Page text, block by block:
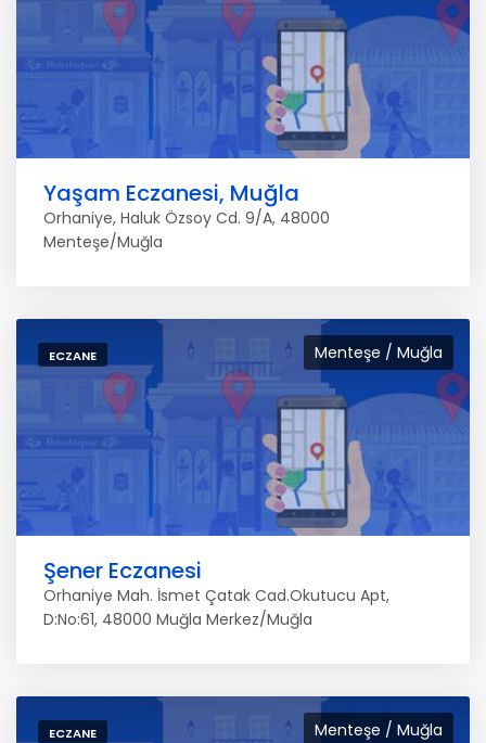
Yaşam Eczanesi, Muğla
Orhaniye, Haluk Özsoy Cd. 9/A, 48000
Menteşe/Muğla
Menteşe / Muğla
ECZANE
Şener Eczanesi
Orhaniye Mah. İsmet Çatak Cad.Okutucu Apt,
D:No:61, 48000 Muğla Merkez/Muğla
Menteşe / Muğla
ECZANE